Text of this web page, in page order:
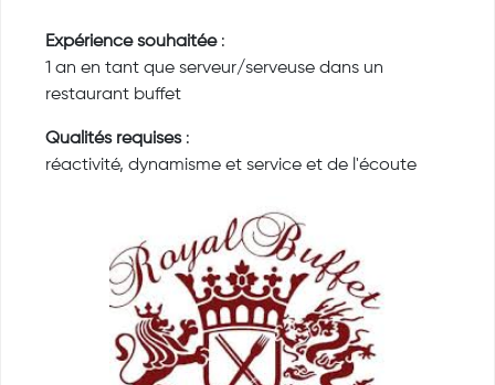
Expérience souhaitée:
1 an en tant que serveur/serveuse dans un
restaurant buffet
Qualités requises:
réactivité, dynamisme et service et de l'écoute